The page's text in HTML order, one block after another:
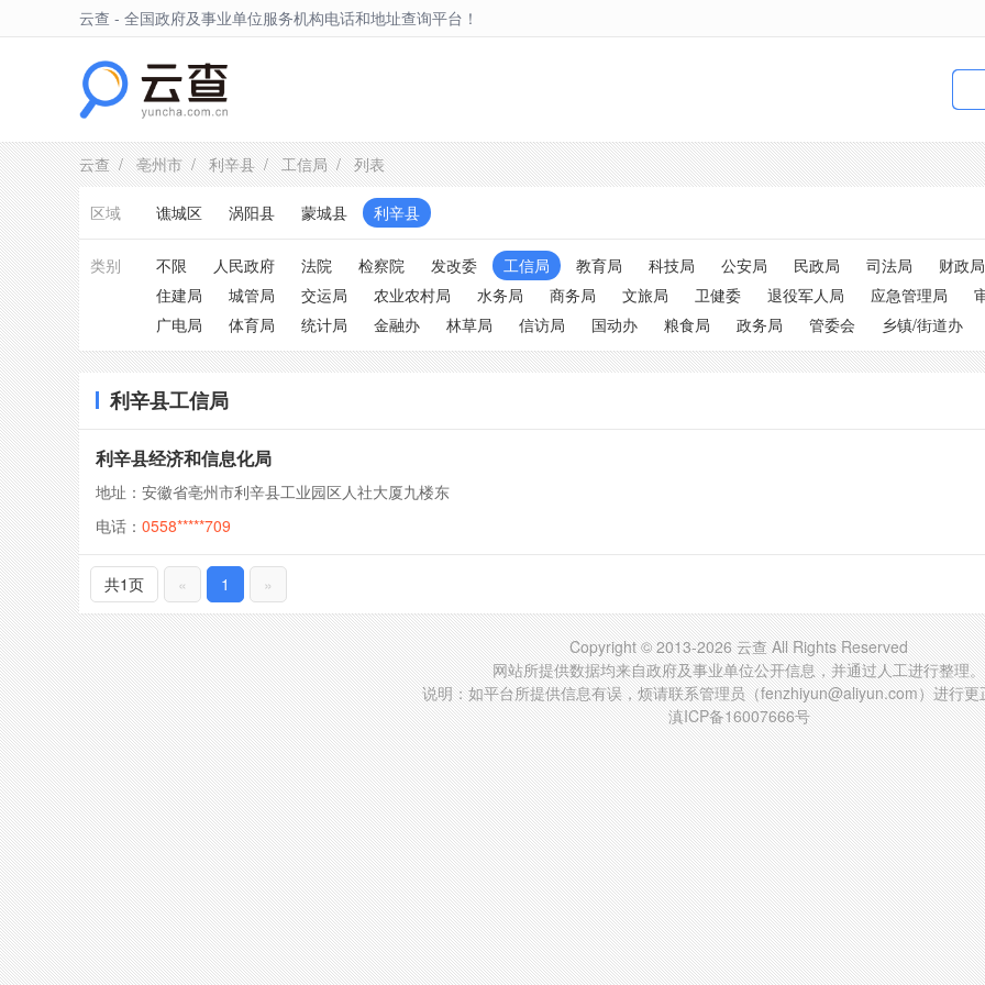
云查 - 全国政府及事业单位服务机构电话和地址查询平台！
云查/亳州市/利辛县/工信局/ 列表
区域 谯城区 涡阳县 蒙城县 利辛县
类别 不限 人民政府 法院 检察院 发改委 工信局 教育局 科技局 公安局 民政局 司法局 财政局
住建局
城管局 交运局 农业农村局 水务局 商务局 文旅局 卫健委 退役军人局 应急管理局
广电局
体育局 统计局 金融办 林草局 信访局 国动办 粮食局 政务局 管委会 乡镇/街道办
利辛县工信局
利辛县经济和信息化局
地址：安徽省亳州市利辛县工业园区人社大厦九楼东
电话： 0558*****709
共1页 « 1 »
Copyright © 2013-2026 云查 All Rights Reserved
网站所提供数据均来自政府及事业单位公开信息，并通过人工进行整理。
说明：如平台所提供信息有误，烦请联系管理员（fenzhiyun@aliyun.com）进行更
滇ICP备16007666号